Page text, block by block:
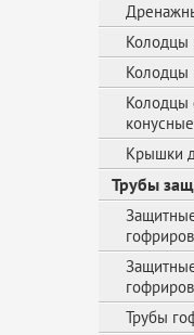
Колодцы
Колодцы
Колодцы
конусные
Крышки
Трубы
Трубы